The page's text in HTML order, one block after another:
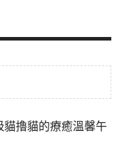
貓擼貓的療癒溫馨午